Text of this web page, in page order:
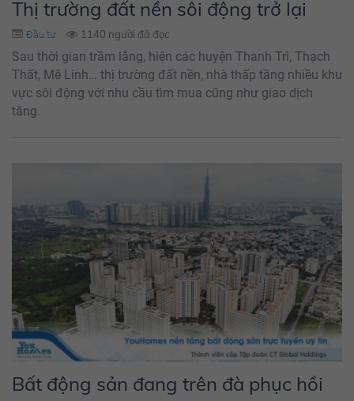
Thị trường đất nền sôi động trở lại
Đầu tư 1140 người đã đọc
Sau thời gian trầm lắng, hiện các huyện Thanh Trì, Thạch
Thất, Mê Linh… thị trường đất nền, nhà thấp tầng nhiều khu
vực sôi động với nhu cầu tìm mua cũng như giao dịch
tăng.
Bất động sản đang trên đà phục hồi